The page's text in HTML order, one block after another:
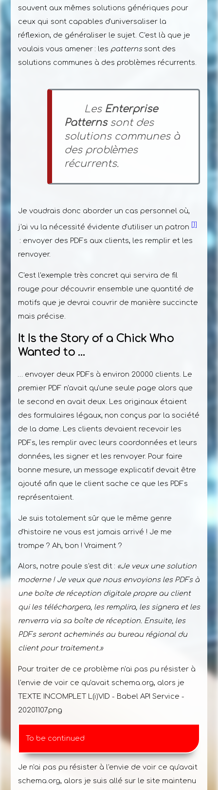
souvent aux mêmes solutions génériques pour
ceux qui sont capables d'universaliser la
réflexion, de généraliser le sujet. C'est là que je
voulais vous amener : les patternssont des
solutions communes à des problèmes récurrents.
Les Enterprise
Patternssont des
solutions communes à
des problèmes
récurrents.
Je voudrais donc aborder un cas personnel où,
j'ai vu la nécessité évidente d'utiliser un patron [1]
: envoyer des PDFs aux clients, les remplir et les
renvoyer.
C'est l'exemple très concret qui servira de fil
rouge pour découvrir ensemble une quantité de
motifs que je devrai couvrir de manière succincte
mais précise.
It Is the Story of a Chick Who
Wanted to …
… envoyer deux PDFs à environ 20000 clients. Le
premier PDF n'avait qu'une seule page alors que
le second en avait deux. Les originaux étaient
des formulaires légaux, non conçus par la société
de la dame. Les clients devaient recevoir les
PDFs, les remplir avec leurs coordonnées et leurs
données, les signer et les renvoyer. Pour faire
bonne mesure, un message explicatif devait être
ajouté afin que le client sache ce que les PDFs
représentaient.
Je suis totalement sûr que le même genre
d'histoire ne vous est jamais arrivé ! Je me
trompe ? Ah, bon ! Vraiment ?
Alors, notre poule s'est dit :
Je veux une solution
moderne ! Je veux que nous envoyions les PDFs à
une boîte de réception digitale propre au client
qui les téléchargera, les remplira, les signera et les
renverra via sa boîte de réception. Ensuite, les
PDFs seront acheminés au bureau régional du
client pour traitement.
Pour traiter de ce problème n'ai pas pu résister à
l'envie de voir ce qu'avait schema.org, alors je
TEXTE INCOMPLET L(i)VID - Babel API Service -
20201107.png
To be continued
Je n'ai pas pu résister à l'envie de voir ce qu'avait
schema.org, alors je suis allé sur le site maintenu